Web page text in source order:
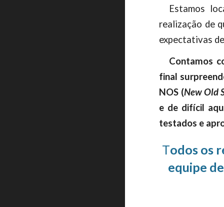
Estamos
realização de
expectativas
Contamos
final
NOS (New Old
e de difícil
testados e
Todos os
equipe